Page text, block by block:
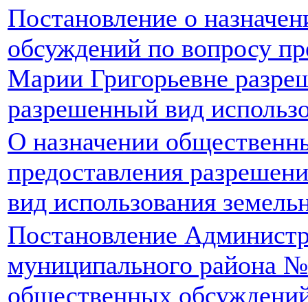
Постановление о
обсуждений по вопросу
Марии Григорьевне
разрешенный вид
О назначении
предоставления
вид использования
Постановление
муниципального района
общественных